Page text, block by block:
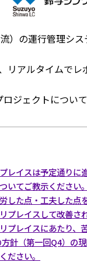
流）の運行管理シ
リアルタイムで
ジェクトについて
レイスは予定通りに
いてご教示ください。
した点・工夫した点
プレイスして改善さ
プレイスにあたり、
針（第一回Q4）の
ださい。